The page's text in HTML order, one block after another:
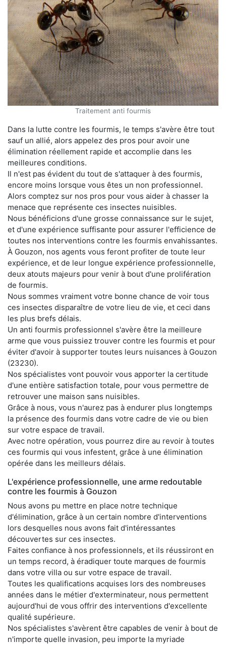
Traitement anti fourmis
Dans la lutte contre les fourmis, le temps s'avère être tout
sauf un allié, alors appelez des pros pour avoir une
élimination réellement rapide et accomplie dans les
meilleures conditions.
Il n'est pas évident du tout de s'attaquer à des fourmis,
encore moins lorsque vous êtes un non professionnel.
Alors comptez sur nos pros pour vous aider à chasser la
menace que représente ces insectes nuisibles.
Nous bénéficions d'une grosse connaissance sur le sujet,
et d'une expérience suffisante pour assurer l'efficience de
toutes nos interventions contre les fourmis envahissantes.
À Gouzon, nos agents vous feront profiter de toute leur
expérience, et de leur longue expérience professionnelle,
deux atouts majeurs pour venir à bout d'une prolifération
de fourmis.
Nous sommes vraiment votre bonne chance de voir tous
ces insectes disparaître de votre lieu de vie, et ceci dans
les plus brefs délais.
Un anti fourmis professionnel s'avère être la meilleure
arme que vous puissiez trouver contre les fourmis et pour
éviter d'avoir à supporter toutes leurs nuisances à Gouzon
(23230).
Nos spécialistes vont pouvoir vous apporter la certitude
d'une entière satisfaction totale, pour vous permettre de
retrouver une maison sans nuisibles.
Grâce à nous, vous n'aurez pas à endurer plus longtemps
la présence des fourmis dans votre cadre de vie ou bien
sur votre espace de travail.
Avec notre opération, vous pourrez dire au revoir à toutes
ces fourmis qui vous infestent, grâce à une élimination
opérée dans les meilleurs délais.
L'expérience professionnelle, une arme redoutable
contre les fourmis à Gouzon
Nous avons pu mettre en place notre technique
d'élimination, grâce à un certain nombre d'interventions
lors desquelles nous avons fait d'intéressantes
découvertes sur ces insectes.
Faites confiance à nos professionnels, et ils réussiront en
un temps record, à éradiquer toute marques de fourmis
dans votre villa ou sur votre espace de travail.
Toutes les qualifications acquises lors des nombreuses
années dans le métier d'exterminateur, nous permettent
aujourd'hui de vous offrir des interventions d'excellente
qualité supérieure.
Nos spécialistes s'avèrent être capables de venir à bout de
n'importe quelle invasion, peu importe la myriade